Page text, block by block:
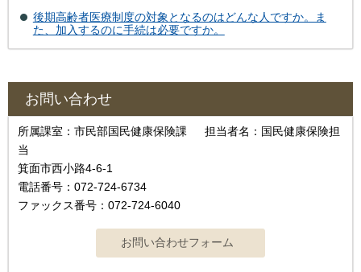
後期高齢者医療制度の対象となるのはどんな人ですか。ま
た、加入するのに手続は必要ですか。
お問い合わせ
所属課室：市民部国民健康保険課 担当者名：国民健康保険担
当
箕面市西小路4‐6‐1
電話番号：072-724-6734
ファックス番号：072-724-6040